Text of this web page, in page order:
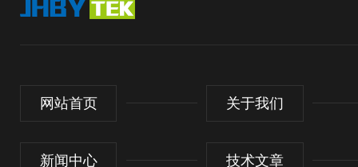
网站首页 关于我们
新闻中心 技术文章